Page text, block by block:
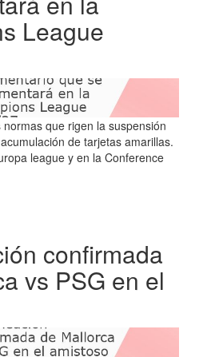
League
normas que rigen la suspensión
de tarjetas amarillas.
league y en la Conference
confirmada
vs PSG en el